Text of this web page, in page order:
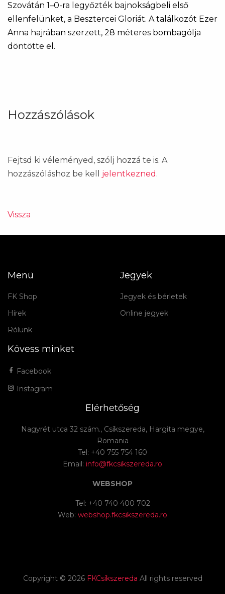
Szovátán 1–0-ra legyőzték bajnokságbeli első
ellenfelünket, a Besztercei Gloriát. A találkozót Ezer
Anna hajrában szerzett, 28 méteres bombagólja
döntötte el.
Hozzászólások
Fejtsd ki véleményed, szólj hozzá te is. A
hozzászóláshoz be kell jelentkezned .
Vissza
Menü
FK Shop
Hírek
Rólunk
Jegyek
Jegyek és bérletek
Online jegyek
Kövess minket
Facebook
Instagram
Elérhetőség
Nagyrét utca 32 szám., Csíkszereda, Hargita megye,
Romania
Tel: +40 755 754 160
Email: info@fkcsikszereda.ro
WEBSHOP
Tel: +40 740 400 702
Web: webshop.fkcsikszereda.ro
Copyright © 2026 FKCsíkszereda All rights reserved